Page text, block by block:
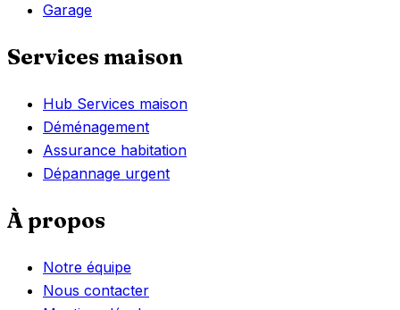
Garage
Services maison
Hub Services maison
Déménagement
Assurance habitation
Dépannage urgent
À propos
Notre équipe
Nous contacter